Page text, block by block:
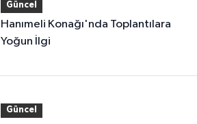
Güncel
Hanımeli Konağı'nda Toplantılara
Yoğun İlgi
Güncel